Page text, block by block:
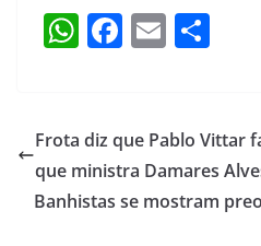
W
s
A
p
F
e
b
o
E
l e
Frota diz que Pablo Vittar
que ministra Damares
Banhistas se mostram